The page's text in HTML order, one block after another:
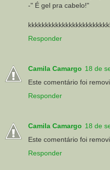
-" É gel pra cabelo!"
Responder
Camila Camargo 18 de
Este comentário foi
Responder
Camila Camargo 18 de
Este comentário foi
Responder